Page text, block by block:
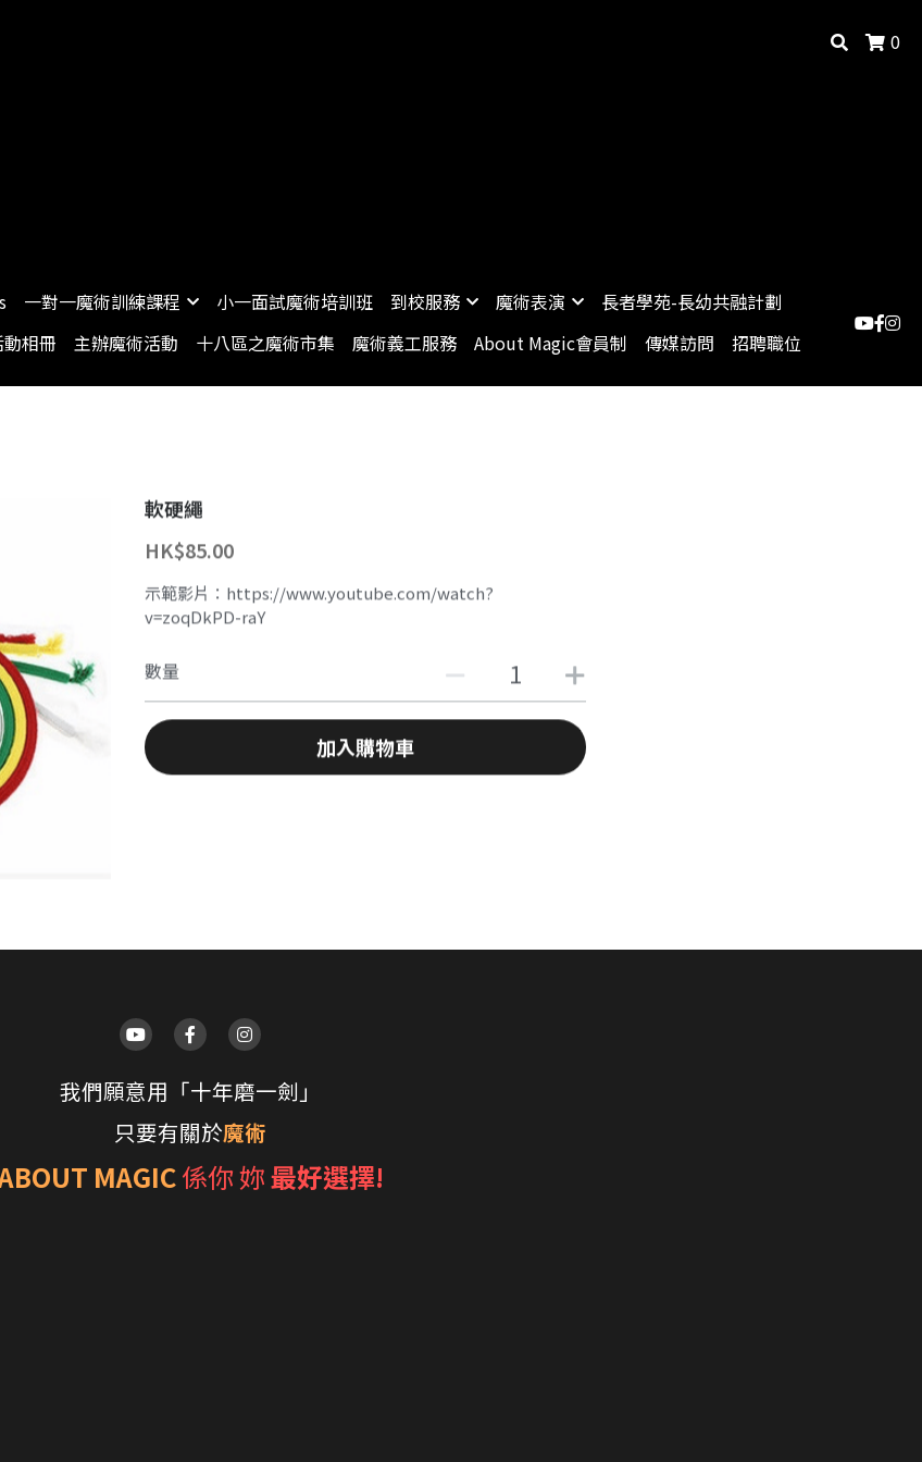
0
一對一魔術訓練課程 小一面試魔術培訓班 到校服務 魔術表演
長者學苑-長幼共融計劃
相冊 主辦魔術活動 十八區之魔術市集 魔術義工服務 About Magic會員制 傳媒訪問 招聘職位
軟硬繩
HK$85.00
示範影片：https://www.youtube.com/watch?
v=zoqDkPD-raY
數量
加入購物車
我們願意用「十年磨一劍」
只要有關於魔術
MAGIC係你 妳 最好選擇!